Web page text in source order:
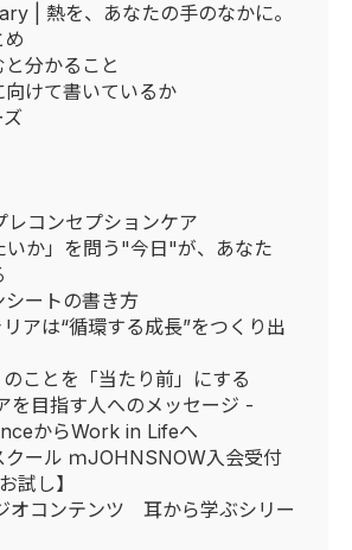
| 熱を、あなたの手のなかに。
め
分かること
向けて書いているか
レコンセプションケア
いか」を問う"今日"が、あなた
シートの書き方
アは“循環する成長”をつくり出
ことを「当たり前」にする
を目指す人へのメッセージ -
からWork in Lifeへ
クール ｍJOHNSNOW入会受付
試し】
オコンテンツ 耳から学ぶシリー